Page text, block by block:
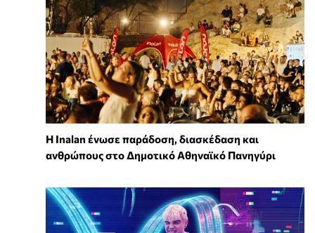
Η Inalan ένωσε παράδοση, διασκέδαση και
ανθρώπους στο Δημοτικό Αθηναϊκό Πανηγύρι